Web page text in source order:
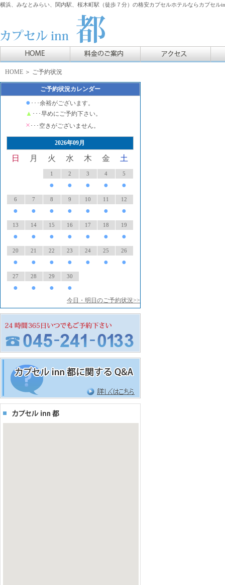
横浜、みなとみらい、関内駅、桜木町駅（徒歩７分）の格安カプセルホテルならカプセル
HOME ＞ ご予約状況
ご予約状況カレンダー
● ･･･余裕がございます。
▲ ･･･早めにご予約下さい。
× ･･･空きがございません。
2026年09月
日 月 火 水 木 金 土
1
●
2
●
3
●
4
●
5
●
6
●
7
●
8
●
9
●
10
●
11
●
12
●
13
●
14
●
15
●
16
●
17
●
18
●
19
●
20
●
21
●
22
●
23
●
24
●
25
●
26
●
27
●
28
●
29
●
30
●
今日・明日のご予約状況>>